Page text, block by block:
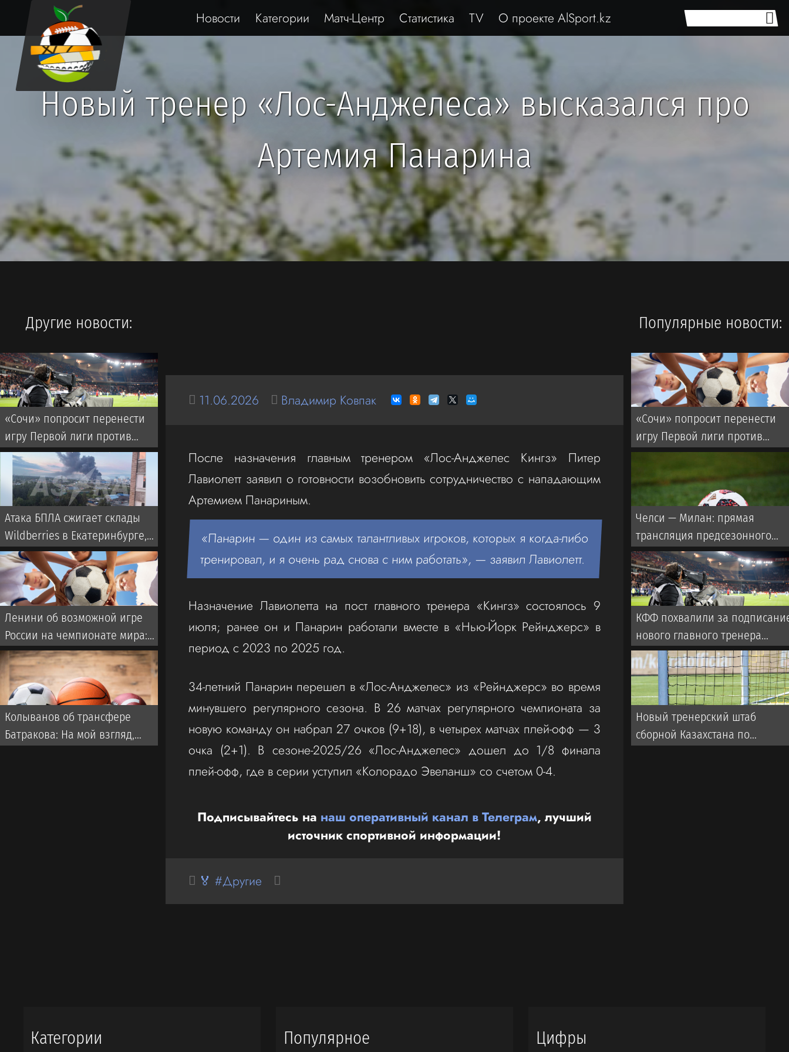
Новости Категории Матч-Центр Статистика TV О проекте AlSport.kz
Новый тренер «Лос-Анджелеса» высказался про
Артемия Панарина
11.06.2026 Владимир Ковпак
После назначения главным тренером «Лос‑Анджелес Кингз» Питер
Лавиолетт заявил о готовности возобновить сотрудничество с нападающим
Артемием Панариным.
«Панарин — один из самых талантливых игроков, которых я когда‑либо
тренировал, и я очень рад снова с ним работать», — заявил Лавиолетт.
Назначение Лавиолетта на пост главного тренера «Кингз» состоялось 9
июля; ранее он и Панарин работали вместе в «Нью‑Йорк Рейнджерс» в
период с 2023 по 2025 год.
34-летний Панарин перешел в «Лос‑Анджелес» из «Рейнджерс» во время
минувшего регулярного сезона. В 26 матчах регулярного чемпионата за
новую команду он набрал 27 очков (9+18), в четырех матчах плей‑офф — 3
очка (2+1). В сезоне‑2025/26 «Лос‑Анджелес» дошел до 1/8 финала
плей‑офф, где в серии уступил «Колорадо Эвеланш» со счетом 0‑4.
Подписывайтесь на наш оперативный канал в Телеграм, лучший
источник спортивной информации!
🏅 #Другие
Другие новости:
«Сочи» попросит перенести
игру Первой лиги против
«Торпедо»
Атака БПЛА сжигает склады
Wildberries в Екатеринбурге,
дроны бьют по Свердловской
области и Екатеринбургу 7
августа 2026
Ленини об возможной игре
России на чемпионате мира:
Они однозначно прошли бы
далеко
Колыванов об трансфере
Батракова: На мой взгляд,
Популярные новости:
«Сочи» попросит перенести
игру Первой лиги против
«Торпедо»
Челси — Милан: прямая
трансляция предсезонного
матча с участием Дастана
Сатпаева
КФФ похвалили за
нового главного тренера
сборной
Новый тренерский штаб
сборной Казахстана по
Категории Популярное Цифры